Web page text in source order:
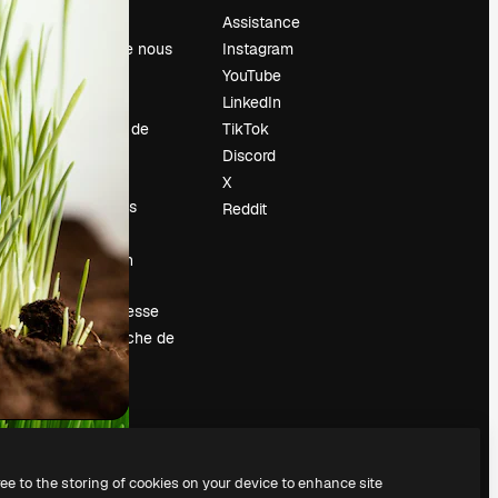
Prix
À propos de nous
Carrières
Tendances de
recherche
Blog
Événements
Slidesgo
Vendre mon
contenu
Salle de presse
À la recherche de
magnific.ai
Assistance
Instagram
YouTube
LinkedIn
TikTok
Discord
X
Reddit
to the storing of cookies on your device to enhance site